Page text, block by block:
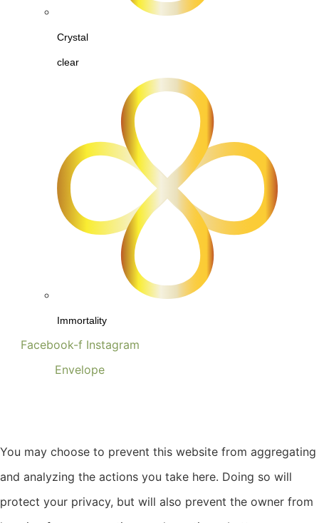
Crystal
clear
Immortality
Facebook-f Instagram
Envelope
You may choose to prevent this website from aggregating
and analyzing the actions you take here. Doing so will
protect your privacy, but will also prevent the owner from